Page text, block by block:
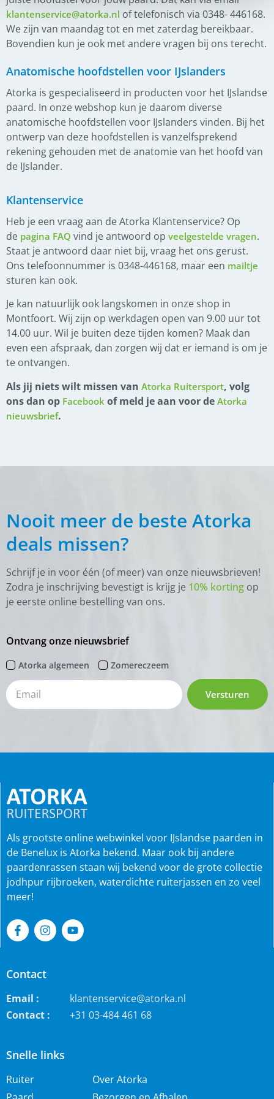
klantenservice@atorka.nl of telefonisch via 0348- 446168.
We zijn van maandag tot en met zaterdag bereikbaar.
Bovendien kun je ook met andere vragen bij ons terecht.
Anatomische hoofdstellen voor IJslanders
Atorka is gespecialiseerd in producten voor het IJslandse
paard. In onze webshop kun je daarom diverse
anatomische hoofdstellen voor IJslanders vinden. Bij het
ontwerp van deze hoofdstellen is vanzelfsprekend
rekening gehouden met de anatomie van het hoofd van
de IJslander.
Klantenservice
Heb je een vraag aan de Atorka Klantenservice? Op
de pagina FAQ vind je antwoord op veelgestelde vragen.
Staat je antwoord daar niet bij, vraag het ons gerust.
Ons telefoonnummer is 0348-446168, maar een mailtje
sturen kan ook.
Je kan natuurlijk ook langskomen in onze shop in
Montfoort. Wij zijn op werkdagen open van 9.00 uur tot
14.00 uur. Wil je buiten deze tijden komen? Maak dan
even een afspraak, dan zorgen wij dat er iemand is om je
te ontvangen.
Als jij niets wilt missen van Atorka Ruitersport, volg
ons dan op Facebook of meld je aan voor de Atorka
nieuwsbrief.
Nooit meer de beste Atorka
deals missen?
Schrijf je in voor één (of meer) van onze nieuwsbrieven!
Zodra je inschrijving bevestigt is krijg je 10% korting op
je eerste online bestelling van ons.
Ontvang onze nieuwsbrief
Atorka algemeen Zomereczeem
Versturen
Snelle links
Ruiter
Over Atorka
Als grootste online webwinkel voor IJslandse paarden in
de Benelux is Atorka bekend. Maar ook bij andere
paardenrassen staan wij bekend voor de grote collectie
jodhpur rijbroeken, waterdichte ruiterjassen en zo veel
meer!
Contact
Email :
klantenservice@atorka.nl
Contact :
+31 03-484 461 68